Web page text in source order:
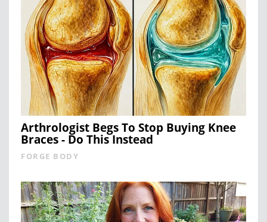
Arthrologist Begs To Stop Buying Knee
Braces - Do This Instead
FORGE BODY